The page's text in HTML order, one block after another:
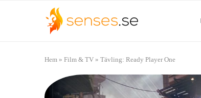
Hem » Film & TV » Tävling: Ready Player One